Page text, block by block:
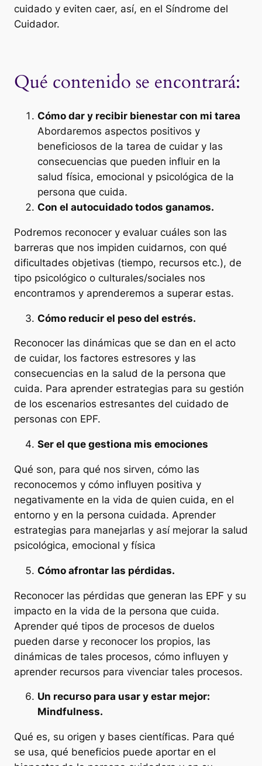
cuidado y eviten caer, así, en el Síndrome del
Cuidador.
Qué contenido se encontrará:
Cómo dar y recibir bienestar con mi tarea
Abordaremos aspectos positivos y
beneficiosos de la tarea de cuidar y las
consecuencias que pueden influir en la
salud física, emocional y psicológica de la
persona que cuida.
Con el autocuidado todos ganamos.
Podremos reconocer y evaluar cuáles son las
barreras que nos impiden cuidarnos, con qué
dificultades objetivas (tiempo, recursos etc.), de
tipo psicológico o culturales/sociales nos
encontramos y aprenderemos a superar estas.
Cómo reducir el peso del estrés.
Reconocer las dinámicas que se dan en el acto
de cuidar, los factores estresores y las
consecuencias en la salud de la persona que
cuida. Para aprender estrategias para su gestión
de los escenarios estresantes del cuidado de
personas con EPF.
Ser el que gestiona mis emociones
Qué son, para qué nos sirven, cómo las
reconocemos y cómo influyen positiva y
negativamente en la vida de quien cuida, en el
entorno y en la persona cuidada. Aprender
estrategias para manejarlas y así mejorar la salud
psicológica, emocional y física
Cómo afrontar las pérdidas.
Reconocer las pérdidas que generan las EPF y su
impacto en la vida de la persona que cuida.
Aprender qué tipos de procesos de duelos
pueden darse y reconocer los propios, las
dinámicas de tales procesos, cómo influyen y
aprender recursos para vivenciar tales procesos.
Un recurso para usar y estar mejor:
Mindfulness.
Qué es, su origen y bases científicas. Para qué
se usa, qué beneficios puede aportar en el